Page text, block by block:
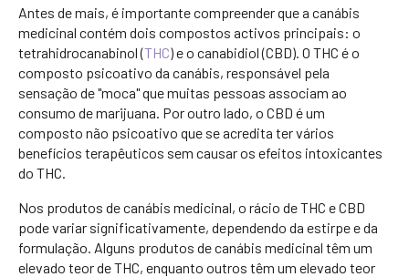
Antes de mais, é importante compreender que a canábis
medicinal contém dois compostos activos principais: o
tetrahidrocanabinol (THC) e o canabidiol (CBD). O THC é o
composto psicoativo da canábis, responsável pela
sensação de "moca" que muitas pessoas associam ao
consumo de marijuana. Por outro lado, o CBD é um
composto não psicoativo que se acredita ter vários
benefícios terapêuticos sem causar os efeitos intoxicantes
do THC.
Nos produtos de canábis medicinal, o rácio de THC e CBD
pode variar significativamente, dependendo da estirpe e da
formulação. Alguns produtos de canábis medicinal têm um
elevado teor de THC, enquanto outros têm um elevado teor